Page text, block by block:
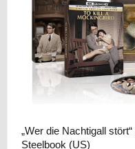
„Wer die Nachtigall
Steelbook (US)